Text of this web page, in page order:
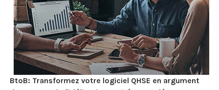
BtoB: Transformez votre logiciel QHSE en argument